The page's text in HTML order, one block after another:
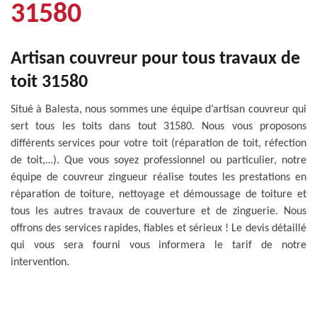
31580
Artisan couvreur pour tous travaux de
toit 31580
Situé à Balesta, nous sommes une équipe d’artisan couvreur qui
sert tous les toits dans tout 31580. Nous vous proposons
différents services pour votre toit (réparation de toit, réfection
de toit,…). Que vous soyez professionnel ou particulier, notre
équipe de couvreur zingueur réalise toutes les prestations en
réparation de toiture, nettoyage et démoussage de toiture et
tous les autres travaux de couverture et de zinguerie. Nous
offrons des services rapides, fiables et sérieux ! Le devis détaillé
qui vous sera fourni vous informera le tarif de notre
intervention.